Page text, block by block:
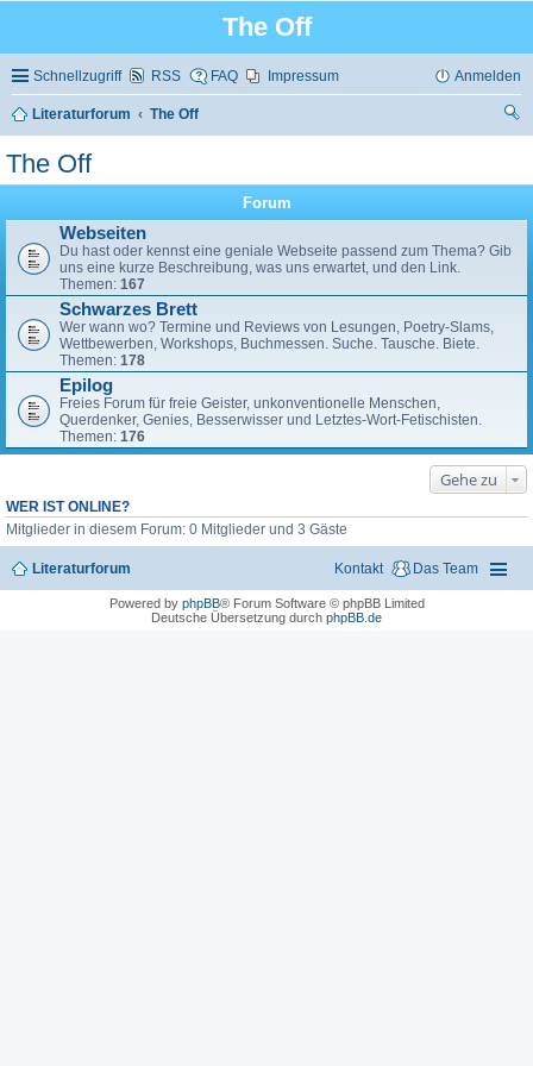
The Off
Schnellzugriff RSS FAQ Impressum Anmelden
Literaturforum
The Off
The Off
Forum
Webseiten
Du hast oder kennst eine geniale Webseite passend zum Thema? Gib
uns eine kurze Beschreibung, was uns erwartet, und den Link.
Themen: 167
Schwarzes Brett
Wer wann wo? Termine und Reviews von Lesungen, Poetry-Slams,
Wettbewerben, Workshops, Buchmessen. Suche. Tausche. Biete.
Themen: 178
Epilog
Freies Forum für freie Geister, unkonventionelle Menschen,
Querdenker, Genies, Besserwisser und Letztes-Wort-Fetischisten.
Themen: 176
Gehe zu
WER IST ONLINE?
Mitglieder in diesem Forum: 0 Mitglieder und 3 Gäste
Literaturforum Das Team
Kontakt
Powered by phpBB® Forum Software © phpBB Limited
Deutsche Übersetzung durch phpBB.de